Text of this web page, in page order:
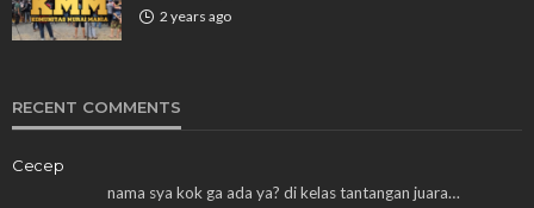
2 years ago
RECENT COMMENTS
Cecep
nama sya kok ga ada ya? di kelas tantangan juara…